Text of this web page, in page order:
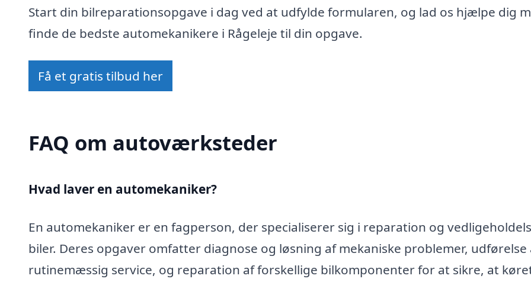
Start din bilreparationsopgave i dag ved at udfylde formularen, og lad os hjælpe dig
finde de bedste automekanikere i Rågeleje til din opgave.
Få et gratis tilbud her
FAQ om autoværksteder
Hvad laver en automekaniker?
En automekaniker er en fagperson, der specialiserer sig i reparation og
biler. Deres opgaver omfatter diagnose og løsning af mekaniske problemer, udførelse
rutinemæssig service, og reparation af forskellige bilkomponenter for at sikre, at